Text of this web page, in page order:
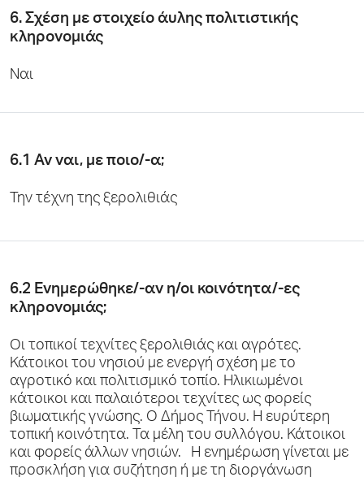
6. Σχέση με στοιχείο άυλης πολιτιστικής
κληρονομιάς
Ναι
6.1 Αν ναι, με ποιο/-α;
Την τέχνη της ξερολιθιάς
6.2 Ενημερώθηκε/-αν η/οι κοινότητα/-ες
κληρονομιάς;
Οι τοπικοί τεχνίτες ξερολιθιάς και αγρότες.
Κάτοικοι του νησιού με ενεργή σχέση με το
αγροτικό και πολιτισμικό τοπίο. Ηλικιωμένοι
κάτοικοι και παλαιότεροι τεχνίτες ως φορείς
βιωματικής γνώσης. Ο Δήμος Τήνου. Η ευρύτερη
τοπική κοινότητα. Τα μέλη του συλλόγου. Κάτοικοι
και φορείς άλλων νησιών. Η ενημέρωση γίνεται με
προσκλήση για συζήτηση ή με τη διοργάνωση